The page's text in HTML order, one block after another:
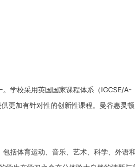
学校采用英国国家课程体系（IGCSE/A-
更加有针对性的创新性课程。曼谷惠灵
括体育运动、音乐、艺术、科学、外语